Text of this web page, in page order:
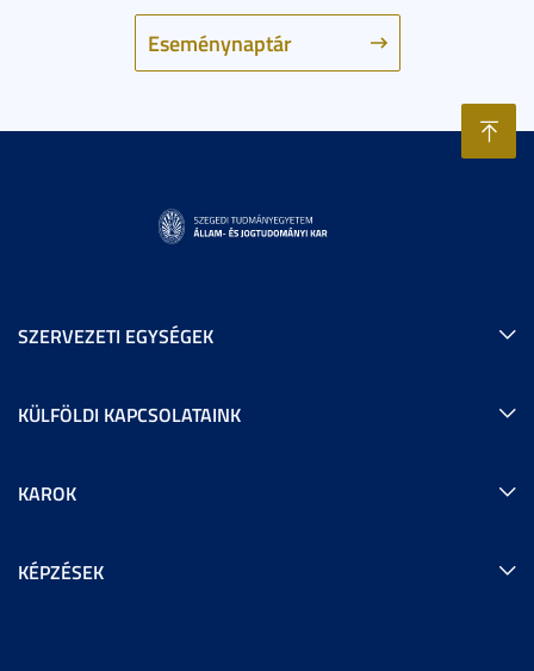
Eseménynaptár
SZERVEZETI EGYSÉGEK
KÜLFÖLDI KAPCSOLATAINK
KAROK
KÉPZÉSEK